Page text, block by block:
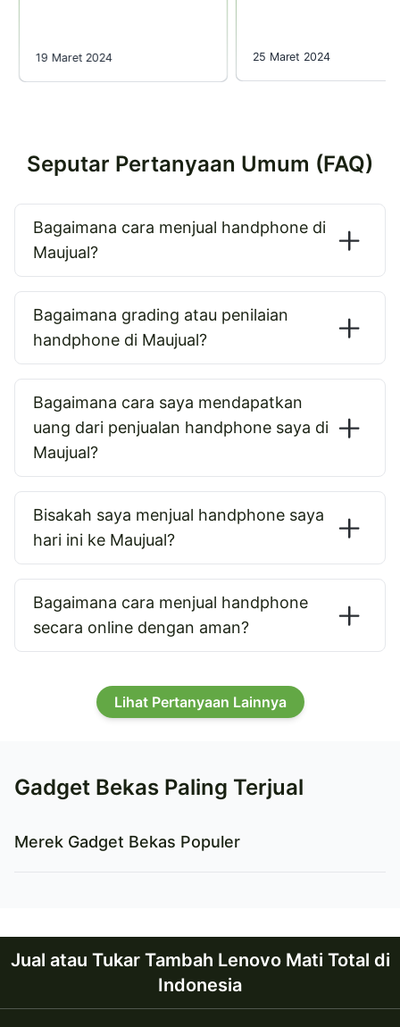
19 Maret 2024 25 Maret 2024
Seputar Pertanyaan Umum (FAQ)
Bagaimana cara menjual handphone di
Maujual?
Bagaimana grading atau penilaian
handphone di Maujual?
Bagaimana cara saya mendapatkan
uang dari penjualan handphone saya di
Maujual?
Bisakah saya menjual handphone saya
hari ini ke Maujual?
Bagaimana cara menjual handphone
secara online dengan aman?
Lihat Pertanyaan Lainnya
Gadget Bekas Paling Terjual
Merek Gadget Bekas Populer
Jual atau Tukar Tambah Lenovo Mati Total di
Indonesia